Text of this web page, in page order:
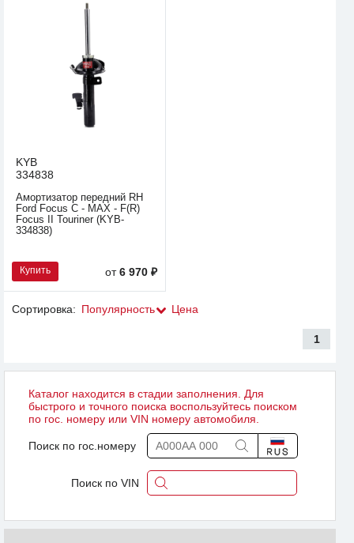
KYB
334838
Амортизатор передний RH
Ford Focus C - MAX - F(R)
Focus II Touriner (KYB-
334838)
Купить от6 970 ₽
Сортировка: Популярность Цена
1
Каталог находится в стадии заполнения. Для
быстрого и точного поиска воспользуйтесь поиском
по гос. номеру или VIN номеру автомобиля.
Поиск по гос.номеру
Поиск по VIN